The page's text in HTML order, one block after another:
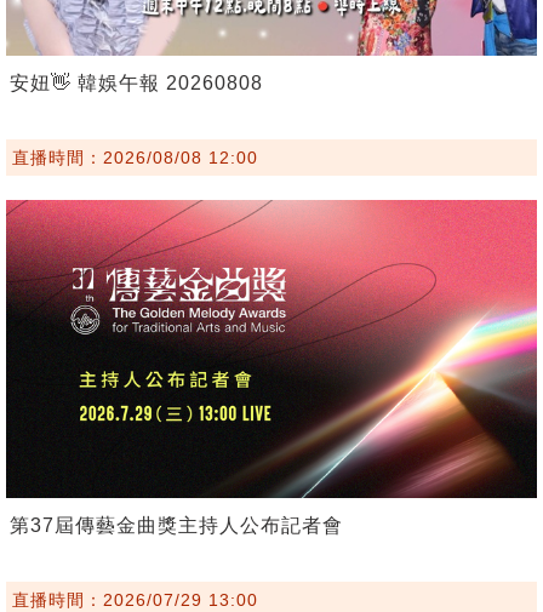
安妞👋 韓娛午報 20260808
直播時間：2026/08/08 12:00
第37屆傳藝金曲獎主持人公布記者會
直播時間：2026/07/29 13:00